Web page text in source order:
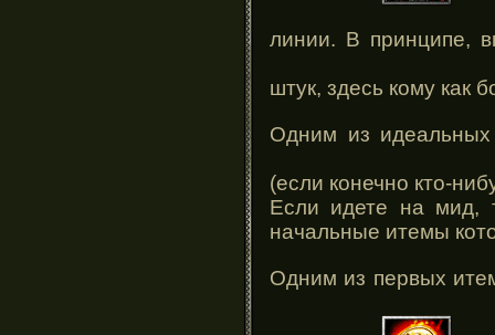
линии. В принципе,
штук, здесь кому как
Одним из
(если конечно кто-
Если идете на мид,
начальные итемы
Одним из первых